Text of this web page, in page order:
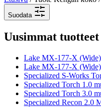
Suodata
Uusimmat
Lake MX-177-X (Wide)
Lake MX-177-X (Wide)
Specialized S-Works
Specialized Torch 1.0
Specialized Torch 3.0
Specialized Recon 2.0